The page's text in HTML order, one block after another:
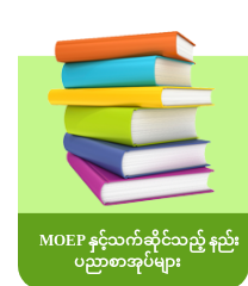
MOEP နှင့်သက်ဆိုင်သည့် နည်း
ပညာစာအုပ်များ